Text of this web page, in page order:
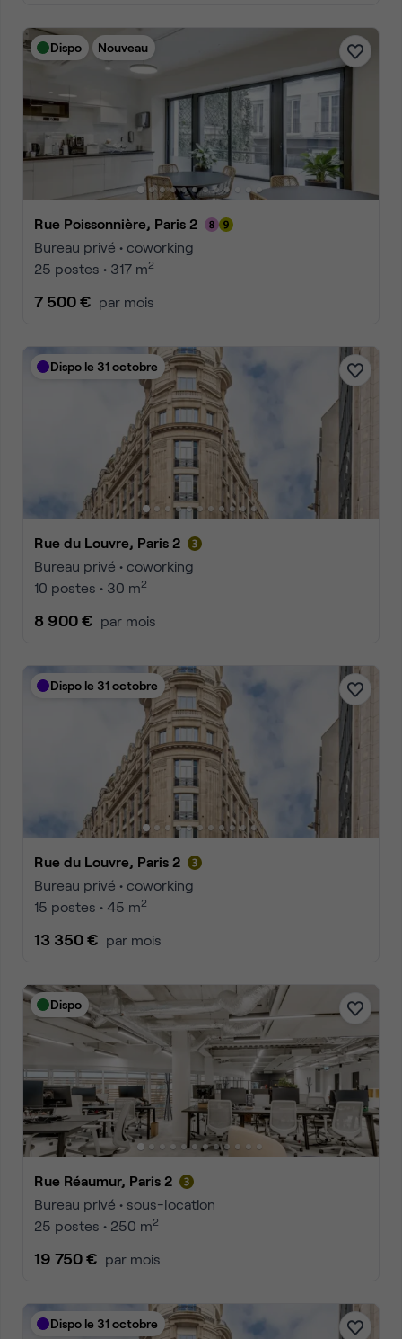
Dispo Nouveau
Rue Poissonnière, Paris 2
Bureau privé • coworking
25 postes • 317 m2
7 500 € par mois
Dispo le 31 octobre
Rue du Louvre, Paris 2
Bureau privé • coworking
10 postes • 30 m2
8 900 € par mois
Dispo le 31 octobre
Rue du Louvre, Paris 2
Bureau privé • coworking
15 postes • 45 m2
13 350 € par mois
Dispo
Rue Réaumur, Paris 2
Bureau privé • sous-location
25 postes • 250 m2
19 750 € par mois
Dispo le 31 octobre